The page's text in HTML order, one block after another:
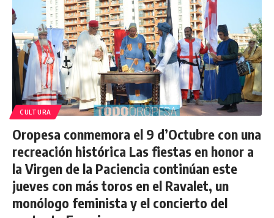
CULTURA
Oropesa conmemora el 9 d’Octubre con una
recreación histórica Las fiestas en honor a
la Virgen de la Paciencia continúan este
jueves con más toros en el Ravalet, un
monólogo feminista y el concierto del